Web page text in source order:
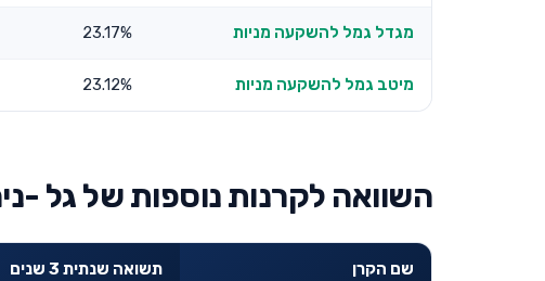
מגדל גמל להשקעה מניות 23.17%
מיטב גמל להשקעה מניות 23.12%
השוואה לקרנות נוספות של גל -
שם הקרן תשואה שנתית 3 שנים